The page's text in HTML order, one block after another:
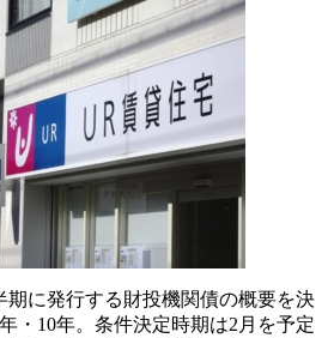
期に発行する財投機関債の概要を決
・10年。条件決定時期は2月を予定